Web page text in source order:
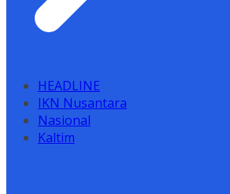
HEADLINE
IKN Nusantara
Nasional
Kaltim